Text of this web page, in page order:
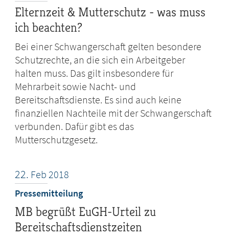
Elternzeit & Mutterschutz - was muss
ich beachten?
Bei einer Schwangerschaft gelten besondere
Schutzrechte, an die sich ein Arbeitgeber
halten muss. Das gilt insbesondere für
Mehrarbeit sowie Nacht- und
Bereitschaftsdienste. Es sind auch keine
finanziellen Nachteile mit der Schwangerschaft
verbunden. Dafür gibt es das
Mutterschutzgesetz.
22. Feb 2018
Pressemitteilung
MB begrüßt EuGH-Urteil zu
Bereitschaftsdienstzeiten